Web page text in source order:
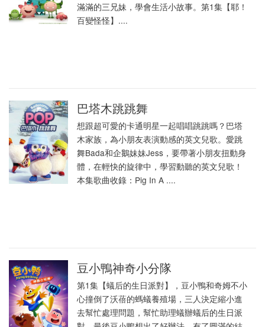
滿滿的三兄妹，學會生活小故事。第1集【耶！
百變怪怪】....
巴塔木跳跳舞
想跟超可愛的卡通明星一起唱唱跳跳嗎？巴塔
木家族，為小朋友表演動感的英文兒歌。愛跳
舞Bada和企鵝妹妹Jess，要帶著小朋友扭動身
體，在輕快的旋律中，學習動聽的英文兒歌！
本集歌曲收錄：Pig In A ....
豆小鴨神奇小分隊
第1集【蟻后的生日派對】，豆小鴨和奇姆不小
心撞倒了沃蓓的螞蟻養殖場，三人決定縮小進
去幫忙處理問題，幫忙助理蟻辦蟻后的生日派